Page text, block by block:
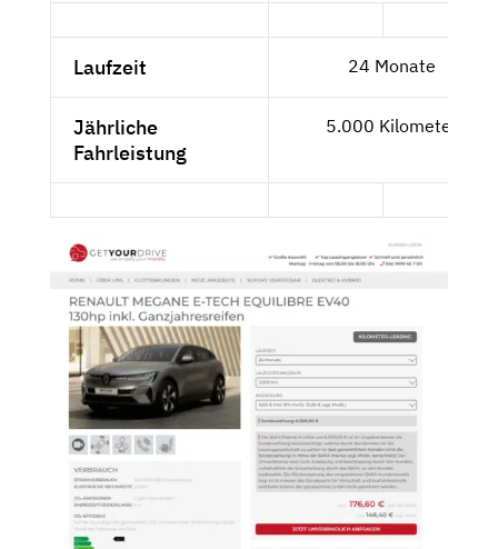
Laufzeit 24 Monate
Jährliche
Fahrleistung
5.000 Kilometer